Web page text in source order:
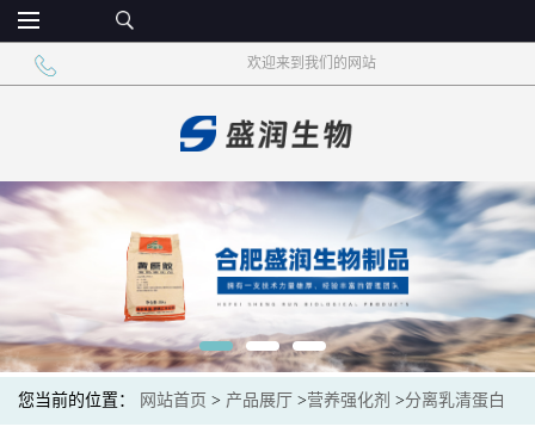
欢迎来到我们的网站
您当前的位置： 网站首页 > 产品展厅 >营养强化剂 >分离乳清蛋白